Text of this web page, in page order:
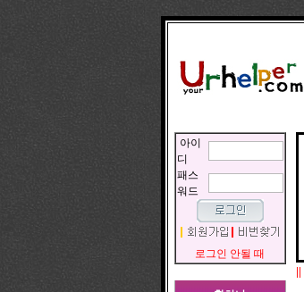
아이
디
패스
워드
로그인 안될 때
||